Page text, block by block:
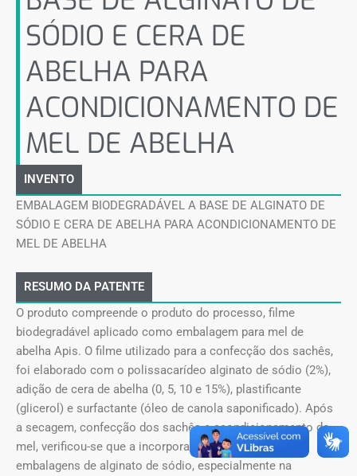
SÓDIO E CERA DE
ABELHA PARA
ACONDICIONAMENTO DE
MEL DE ABELHA
INVENTO
EMBALAGEM BIODEGRADÁVEL A BASE DE ALGINATO DE
SÓDIO E CERA DE ABELHA PARA ACONDICIONAMENTO DE
MEL DE ABELHA
RESUMO DA PATENTE
O produto compreende o produto do processo, filme
biodegradável aplicado como embalagem para mel de
abelha Apis. O filme utilizado para a confecção dos sachês,
foi elaborado com o polissacarídeo alginato de sódio (2%),
adição de cera de abelha (0, 5, 10 e 15%), plastificante
(glicerol) e surfactante (óleo de canola saponificado). Após
a secagem, confecção dos sachês e acondicionamento do
mel, verificou-se que a incorporação de cera nas
embalagens de alginato de sódio, especialmente na